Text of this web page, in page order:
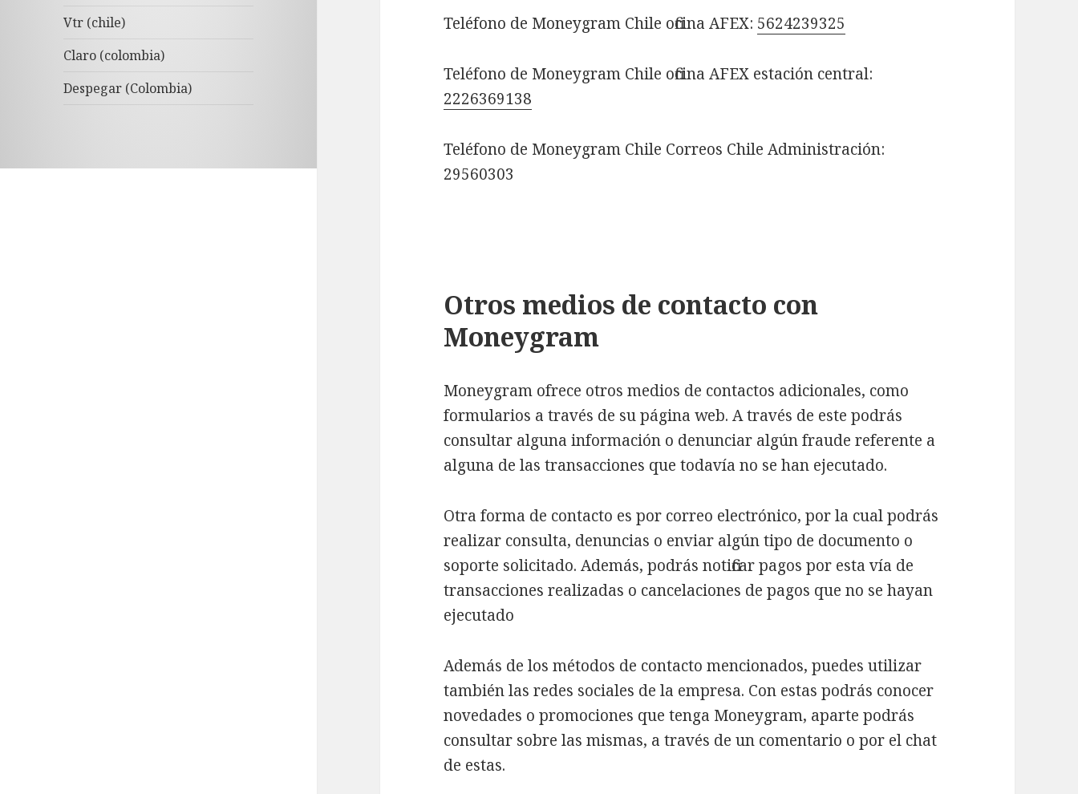
Vtr (chile)
Claro (colombia)
Despegar (Colombia)
Teléfono de Moneygram Chile oficina AFEX: 5624239325
Teléfono de Moneygram Chile oficina AFEX estación central:
2226369138
Teléfono de Moneygram Chile Correos Chile Administración:
29560303
Otros medios de contacto con
Moneygram
Moneygram ofrece otros medios de contactos adicionales, como
formularios a través de su página web. A través de este podrás
consultar alguna información o denunciar algún fraude referente a
alguna de las transacciones que todavía no se han ejecutado.
Otra forma de contacto es por correo electrónico, por la cual podrás
realizar consulta, denuncias o enviar algún tipo de documento o
soporte solicitado. Además, podrás notificar pagos por esta vía de
transacciones realizadas o cancelaciones de pagos que no se hayan
ejecutado
Además de los métodos de contacto mencionados, puedes utilizar
también las redes sociales de la empresa. Con estas podrás conocer
novedades o promociones que tenga Moneygram, aparte podrás
consultar sobre las mismas, a través de un comentario o por el chat
de estas.